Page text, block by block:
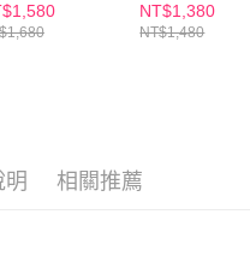
滋養霜125ml
木果孕膚滋養油
100ml
NT$1,380
NT$1,480
明 相關推薦